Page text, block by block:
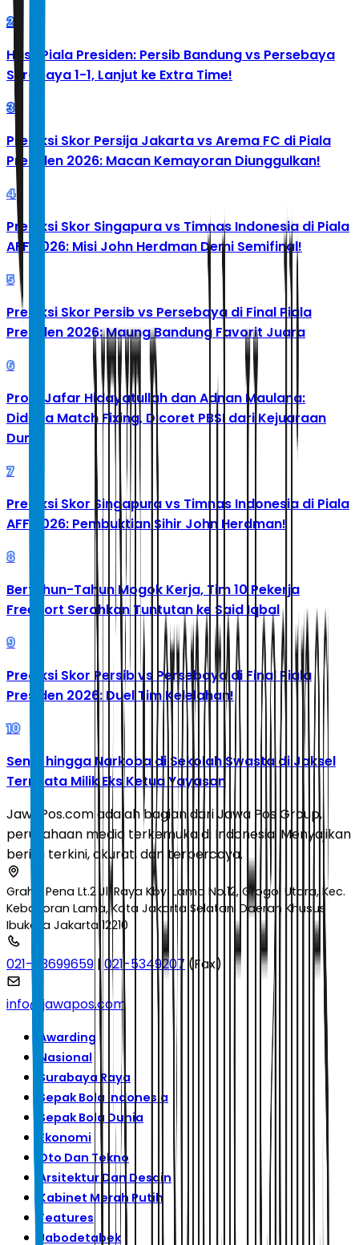
2
Hasil Piala Presiden: Persib Bandung vs Persebaya
Surabaya 1-1, Lanjut ke Extra Time!
3
Prediksi Skor Persija Jakarta vs Arema FC di Piala
Presiden 2026: Macan Kemayoran Diunggulkan!
4
Prediksi Skor Singapura vs Timnas Indonesia di Piala
AFF 2026: Misi John Herdman Demi Semifinal!
5
Prediksi Skor Persib vs Persebaya di Final Piala
Presiden 2026: Maung Bandung Favorit Juara
6
Profil Jafar Hidayatullah dan Adnan Maulana:
Diduga Match Fixing, Dicoret PBSI dari Kejuaraan
Dunia
7
Prediksi Skor Singapura vs Timnas Indonesia di Piala
AFF 2026: Pembuktian Sihir John Herdman!
8
Bertahun-Tahun Mogok Kerja, Tim 10 Pekerja
Freeport Serahkan Tuntutan ke Said Iqbal
9
Prediksi Skor Persib vs Persebaya di Final Piala
Presiden 2026: Duel Tim Kelelahan!
10
Senpi hingga Narkoba di Sekolah Swasta di Jaksel
Ternyata Milik Eks Ketua Yayasan
JawaPos.com adalah bagian dari Jawa Pos Group,
perusahaan media terkemuka di Indonesia. Menyajikan
berita terkini, akurat, dan terpercaya.
Graha Pena Lt.2 Jl. Raya Kby. Lama No.12, Grogol Utara, Kec.
Kebayoran Lama, Kota Jakarta Selatan, Daerah Khusus
Ibukota Jakarta 12210
021-53699659 |021-5349207 (Fax)
info@jawapos.com
Awarding
Nasional
Surabaya Raya
Sepak Bola Indonesia
Sepak Bola Dunia
Ekonomi
Oto Dan Tekno
Arsitektur Dan Desain
Kabinet Merah Putih
Features
Jabodetabek